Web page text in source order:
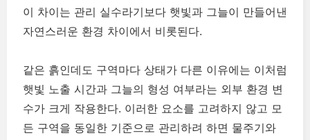
이 차이는 관리 실수라기보다 햇빛과 그늘이 만들어낸
자연스러운 환경 차이에서 비롯된다.
같은 흙인데도 구역마다 상태가 다른 이유에는 이처럼
햇빛 노출 시간과 그늘의 형성 여부라는 외부 환경 변
수가 크게 작용한다. 이러한 요소를 고려하지 않고 모
든 구역을 동일한 기준으로 관리하려 하면 물주기와